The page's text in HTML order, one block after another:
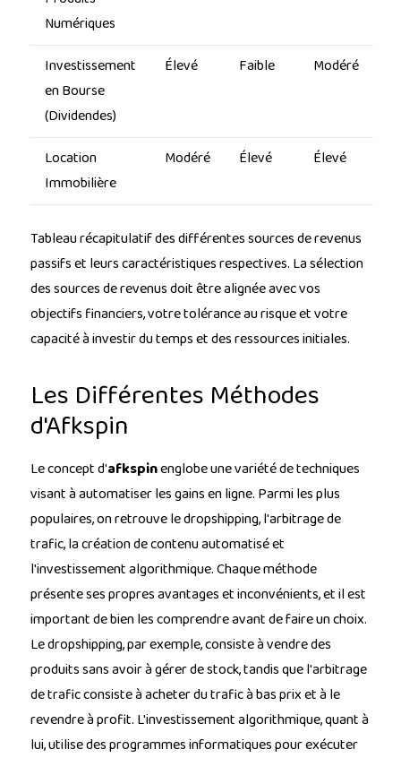
Numériques
Investissement
en Bourse
(Dividendes)
Élevé Faible Modéré
Location
Immobilière
Modéré Élevé Élevé
Tableau récapitulatif des différentes sources de revenus
passifs et leurs caractéristiques respectives. La sélection
des sources de revenus doit être alignée avec vos
objectifs financiers, votre tolérance au risque et votre
capacité à investir du temps et des ressources initiales.
Les Différentes Méthodes
d'Afkspin
Le concept d'afkspinenglobe une variété de techniques
visant à automatiser les gains en ligne. Parmi les plus
populaires, on retrouve le dropshipping, l'arbitrage de
trafic, la création de contenu automatisé et
l'investissement algorithmique. Chaque méthode
présente ses propres avantages et inconvénients, et il est
important de bien les comprendre avant de faire un choix.
Le dropshipping, par exemple, consiste à vendre des
produits sans avoir à gérer de stock, tandis que l'arbitrage
de trafic consiste à acheter du trafic à bas prix et à le
revendre à profit. L'investissement algorithmique, quant à
lui, utilise des programmes informatiques pour exécuter